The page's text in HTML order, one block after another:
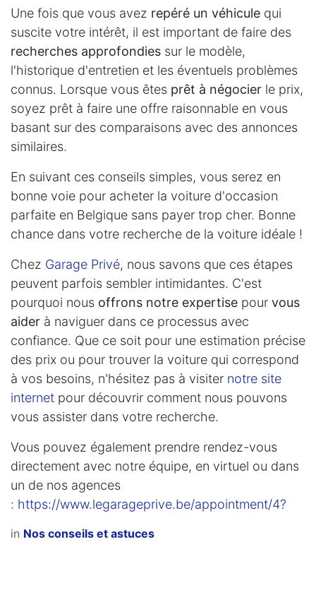
Une fois que vous avez repéré un véhicule qui
suscite votre intérêt, il est important de faire des
recherches approfondies sur le modèle,
l'historique d'entretien et les éventuels problèmes
connus. Lorsque vous êtes prêt à négocier le prix,
soyez prêt à faire une offre raisonnable en vous
basant sur des comparaisons avec des annonces
similaires.
En suivant ces conseils simples, vous serez en
bonne voie pour acheter la voiture d'occasion
parfaite en Belgique sans payer trop cher. Bonne
chance dans votre recherche de la voiture idéale !
Chez Garage Privé, nous savons que ces étapes
peuvent parfois sembler intimidantes. C'est
pourquoi nous offrons notre expertise pour vous
aider à naviguer dans ce processus avec
confiance. Que ce soit pour une estimation précise
des prix ou pour trouver la voiture qui correspond
à vos besoins, n'hésitez pas à visiter notre site
internet pour découvrir comment nous pouvons
vous assister dans votre recherche.
Vous pouvez également prendre rendez-vous
directement avec notre équipe, en virtuel ou dans
un de nos agences
: https://www.legarageprive.be/appointment/4?
in Nos conseils et astuces